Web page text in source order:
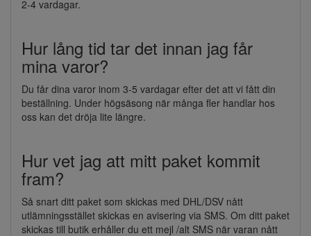
2-4 vardagar.
Hur lång tid tar det innan jag får
mina varor?
Du får dina varor inom 3-5 vardagar efter det att vi fått din
beställning. Under högsäsong när många fler handlar hos
oss kan det dröja lite längre.
Hur vet jag att mitt paket kommit
fram?
Så snart ditt paket som skickas med DHL/DSV nått
utlämningsstället skickas en avisering via SMS. Om ditt paket
skickas till butik erhåller du ett mejl /alt SMS när varan nått